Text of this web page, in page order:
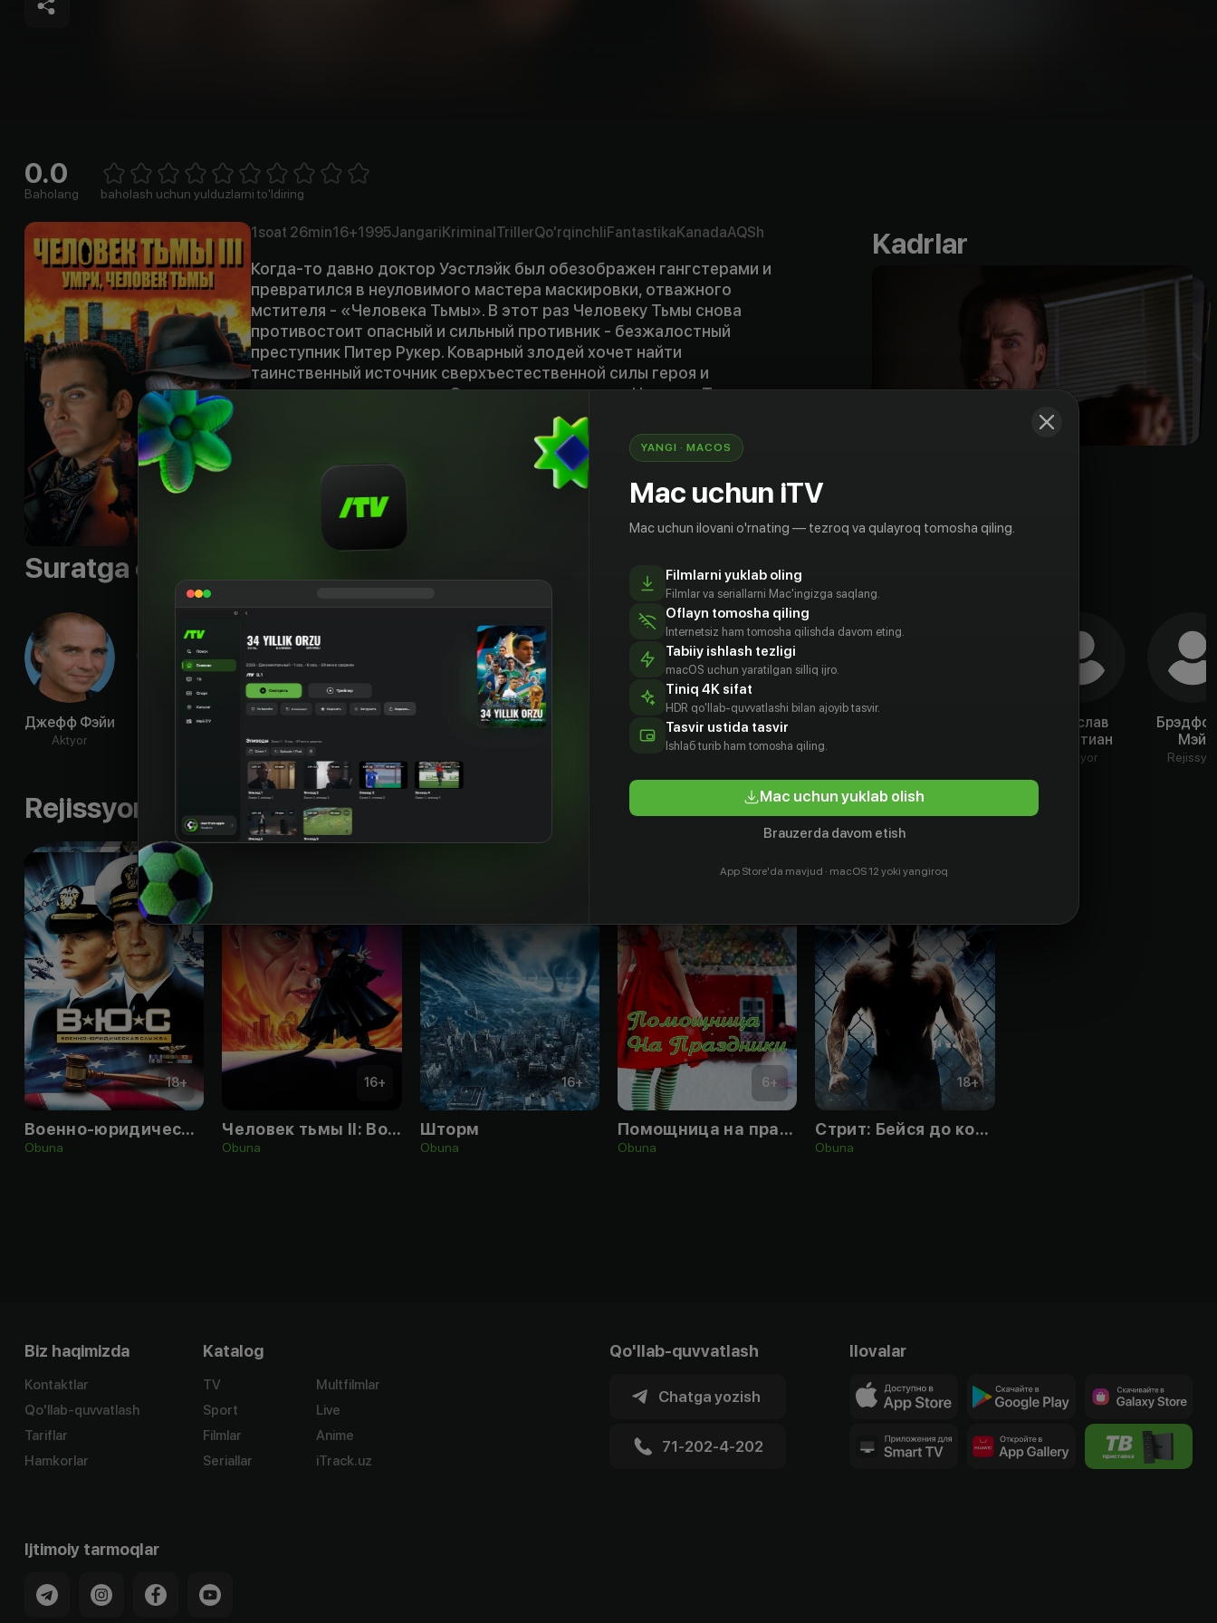
0.0
Baholang 1 Star2 Stars3 Stars4 Stars5 Stars6 Stars7 Stars8 Stars
baholash uchun yulduzlarni to'ldiring
1soat 26min16+1995JangariKriminalTrillerQo'rqinchliFantastikaKanadaAQSh
Когда-то давно доктор Уэстлэйк был обезображен гангстерами и
превратился в неуловимого мастера маскировки, отважного
мстителя - «Человека Тьмы». В этот раз Человеку Тьмы снова
противостоит опасный и сильный противник - безжалостный
преступник Питер Рукер. Коварный злодей хочет найти
таинственный источник сверхъестественной силы героя и
устраивает ему ловушку. Оказавшись в западне, Человек Тьмы
вступает в свой последний и самый отчаянный бой с бандой
«One fights for justice. The other for power. Only one can survive»
rus, eng
Kadrlar
Suratga olish guruhi
Джефф Фэйи
Aktyor
Арнольд
Флюгел
Aktyor
Найджел
Панетта
Ронн
Саросьяк
Вьеслав
Кристиан
Aktyor
Мэй
Rejissyor
Rejissyorning boshqa ishlari
18+
Военно-юридическая служба
Obuna
16+
Человек тьмы II: Возвращение Дюрана
Obuna
16+
Шторм
Obuna
6+
Помощница на праздники
Obuna
18+
Стрит: Бейся до конца
Obuna
Biz haqimizda
Kontaktlar
Qo'llab-quvvatlash
Tariflar
Hamkorlar
Katalog
TV
Sport
Filmlar
Seriallar
Multfilmlar
Live
Anime
iTrack.uz
Qo'llab-quvvatlash
Chatga yozish
71-202-4-202
Ilovalar
Ijtimoiy tarmoqlar
YANGI · MACOS
Mac uchun iTV
Mac uchun ilovani o'rnating — tezroq va qulayroq tomosha qiling.
Filmlarni yuklab oling
Filmlar va seriallarni Mac'ingizga saqlang.
Oflayn tomosha qiling
Internetsiz ham tomosha qilishda davom eting.
Tabiiy ishlash tezligi
macOS uchun yaratilgan silliq ijro.
Tiniq 4K sifat
HDR qo'llab-quvvatlashi bilan ajoyib tasvir.
Tasvir ustida tasvir
Ishlаб turib ham tomosha qiling.
Mac uchun yuklab olish
Brauzerda davom etish
App Store'da mavjud · macOS 12 yoki yangiroq